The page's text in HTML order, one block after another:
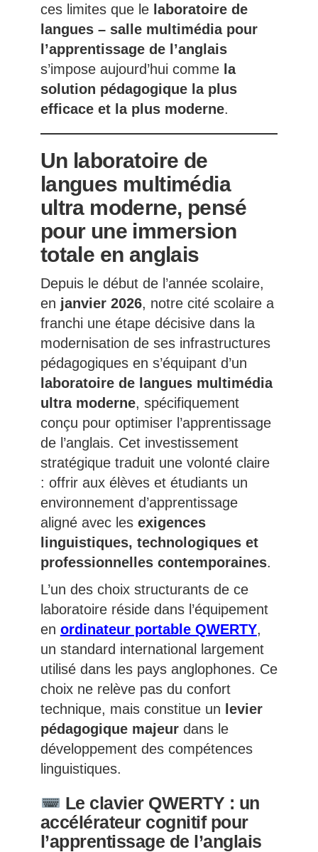
ces limites que le laboratoire de
langues – salle multimédia pour
l’apprentissage de l’anglais
s’impose aujourd’hui comme la
solution pédagogique la plus
efficace et la plus moderne.
Un laboratoire de
langues multimédia
ultra moderne, pensé
pour une immersion
totale en anglais
Depuis le début de l’année scolaire,
en janvier 2026, notre cité scolaire a
franchi une étape décisive dans la
modernisation de ses infrastructures
pédagogiques en s’équipant d’un
laboratoire de langues multimédia
ultra moderne, spécifiquement
conçu pour optimiser l’apprentissage
de l’anglais. Cet investissement
stratégique traduit une volonté claire
: offrir aux élèves et étudiants un
environnement d’apprentissage
aligné avec les exigences
linguistiques, technologiques et
professionnelles contemporaines.
L’un des choix structurants de ce
laboratoire réside dans l’équipement
en ordinateur portable QWERTY,
un standard international largement
utilisé dans les pays anglophones. Ce
choix ne relève pas du confort
technique, mais constitue un levier
pédagogique majeurdans le
développement des compétences
linguistiques.
Le clavier QWERTY : un
accélérateur cognitif pour
l’apprentissage de l’anglais